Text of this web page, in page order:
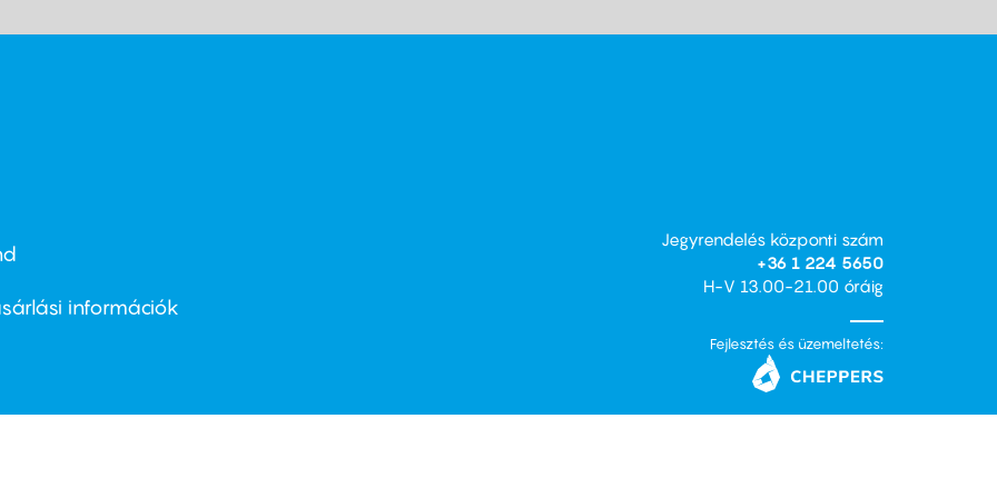
információk
Jegyrendelés központi szám
+36 1 224 5650
H-V 13.00-21.00 óráig
Fejlesztés és üzemeltetés: